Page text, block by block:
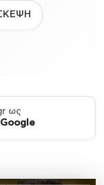
ως